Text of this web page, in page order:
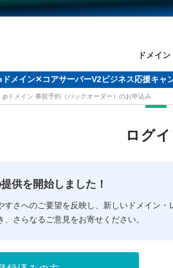
ドメイン
メイン検索
気ドメインの種類
アサーバー
Domain ネットde診断
得意様割引
ュードメインをご利用希望の方
ュードメインをご利用希望の方
メイン✕コアサーバーV2ビジネス応援キャ
.jpドメイン 事前予約（バックオーダー）のお申込み
ログ
供を開始しました！
すさへのご要望を反映し、新しいドメイン
さらなるご意見をお寄せください。